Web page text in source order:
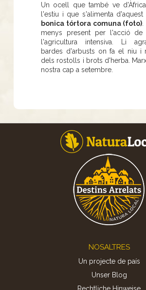
Un ocell que també ve
l'estiu i que s'alimenta
bonica tórtora comuna (foto)
menys present per l'acció
l'agricultura intensiva. Li
bardes d'arbusts on fa el niu i
dels rostolls i brots d'herba.
nostra cap a setembre.
NOSALTRES
Un projecte de país
Unser Blog
Rechtliche Hinweise